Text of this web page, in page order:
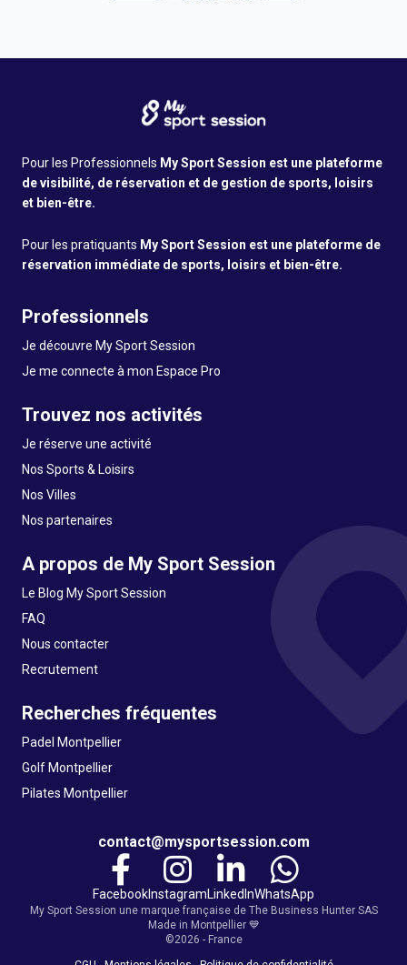
Pour les Professionnels My Sport Session est une plateforme
de visibilité, de réservation et de gestion de sports, loisirs
et bien-être.
Pour les pratiquants My Sport Session est une plateforme de
réservation immédiate de sports, loisirs et bien-être.
Professionnels
Je découvre My Sport Session
Je me connecte à mon Espace Pro
Trouvez nos activités
Je réserve une activité
Nos Sports & Loisirs
Nos Villes
Nos partenaires
A propos de My Sport Session
Le Blog My Sport Session
FAQ
Nous contacter
Recrutement
Recherches fréquentes
Padel Montpellier
Golf Montpellier
Pilates Montpellier
contact@mysportsession.com
FacebookInstagramLinkedInWhatsApp
My Sport Session une marque française de The Business Hunter SAS
Made in Montpellier 💙
©2026 - France